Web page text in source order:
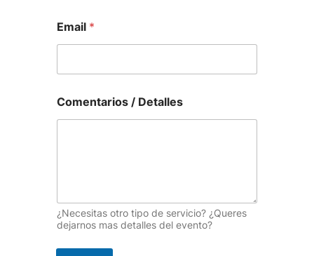
Email *
Comentarios / Detalles
¿Necesitas otro tipo de servicio? ¿Queres
dejarnos mas detalles del evento?